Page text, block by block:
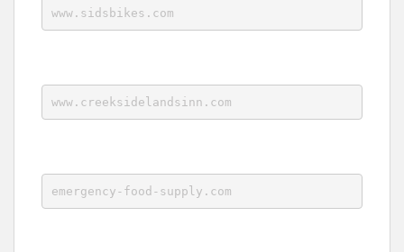
www.sidsbikes.com
www.creeksidelandsinn.com
emergency-food-supply.com